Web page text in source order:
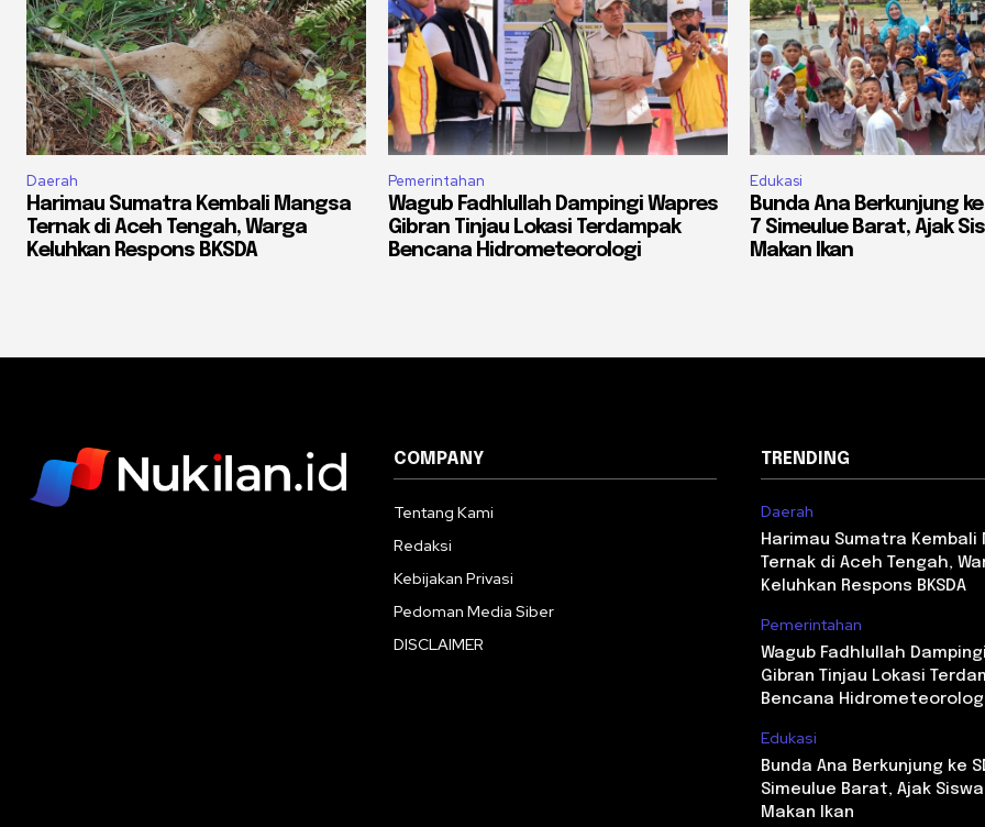
Daerah
Harimau Sumatra Kembali Mangsa
Ternak di Aceh Tengah, Warga
Keluhkan Respons BKSDA
Pemerintahan
Wagub Fadhlullah Dampingi Wapres
Gibran Tinjau Lokasi Terdampak
Bencana Hidrometeorologi
Edukasi
Bunda Ana Berkunjung
7 Simeulue Barat, Ajak
Makan Ikan
COMPANY
Tentang Kami
Redaksi
Kebijakan Privasi
Pedoman Media Siber
DISCLAIMER
TRENDING
Daerah
Harimau Sumatra Kembali
Ternak di Aceh Tengah,
Keluhkan Respons BKSDA
Pemerintahan
Wagub Fadhlullah
Gibran Tinjau Lokasi
Bencana
Edukasi
Bunda Ana Berkunjung ke
Simeulue Barat, Ajak
Makan Ikan